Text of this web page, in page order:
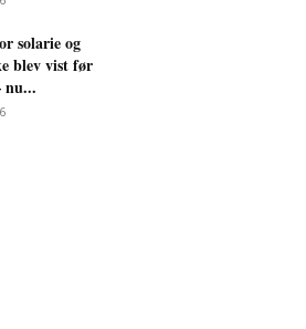
solarie og
blev vist før
nu...